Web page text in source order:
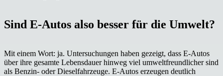
Sind E-Autos also besser für die Umwelt?
Mit einem Wort: ja. Untersuchungen haben gezeigt, dass E-Autos
über ihre gesamte Lebensdauer hinweg viel umweltfreundlicher sind
als Benzin- oder Dieselfahrzeuge. E-Autos erzeugen deutlich